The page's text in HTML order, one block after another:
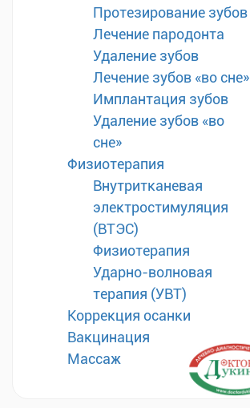
Протезирование зубов
Лечение пародонта
Удаление зубов
Лечение зубов «во сне»
Имплантация зубов
Удаление зубов «во
сне»
Физиотерапия
Внутритканевая
электростимуляция
(ВТЭС)
Физиотерапия
Ударно-волновая
терапия (УВТ)
Коррекция осанки
Вакцинация
Массаж